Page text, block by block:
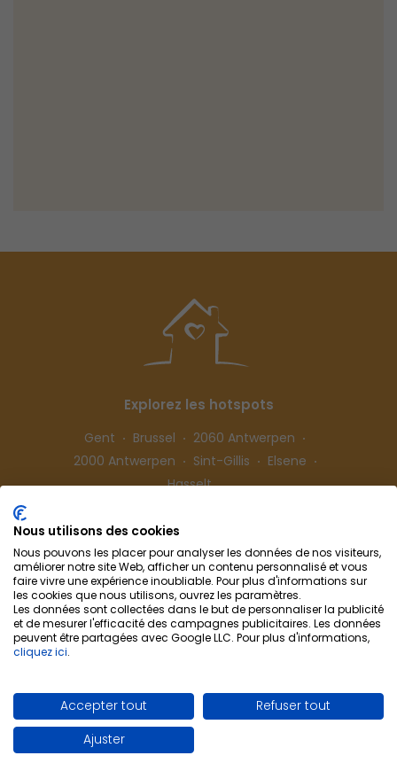
Explorez les hotspots
Gent Brussel
2060 Antwerpen
2000 Antwerpen
Sint-Gillis
Elsene
Hasselt
Suivez-nous
Info & Contact
Confidentialité
Préférences de cookies
Conditions d'utilisation
Site by WebSpecialist
Nous utilisons des cookies
Nous pouvons les placer pour analyser les données de nos visiteurs,
améliorer notre site Web, afficher un contenu personnalisé et vous
faire vivre une expérience inoubliable. Pour plus d'informations sur
les cookies que nous utilisons, ouvrez les paramètres.
Les données sont collectées dans le but de personnaliser la publicité
et de mesurer l'efficacité des campagnes publicitaires. Les données
peuvent être partagées avec Google LLC. Pour plus d'informations,
cliquez ici.
Accepter tout
Refuser tout
Ajuster